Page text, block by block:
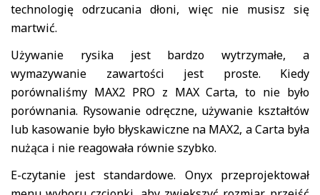
technologię odrzucania dłoni, więc nie musisz się
martwić.
Używanie rysika jest bardzo wytrzymałe, a
wymazywanie zawartości jest proste. Kiedy
porównaliśmy MAX2 PRO z MAX Carta, to nie było
porównania. Rysowanie odręczne, używanie kształtów
lub kasowanie było błyskawiczne na MAX2, a Carta była
nużąca i nie reagowała równie szybko.
E-czytanie jest standardowe. Onyx przeprojektował